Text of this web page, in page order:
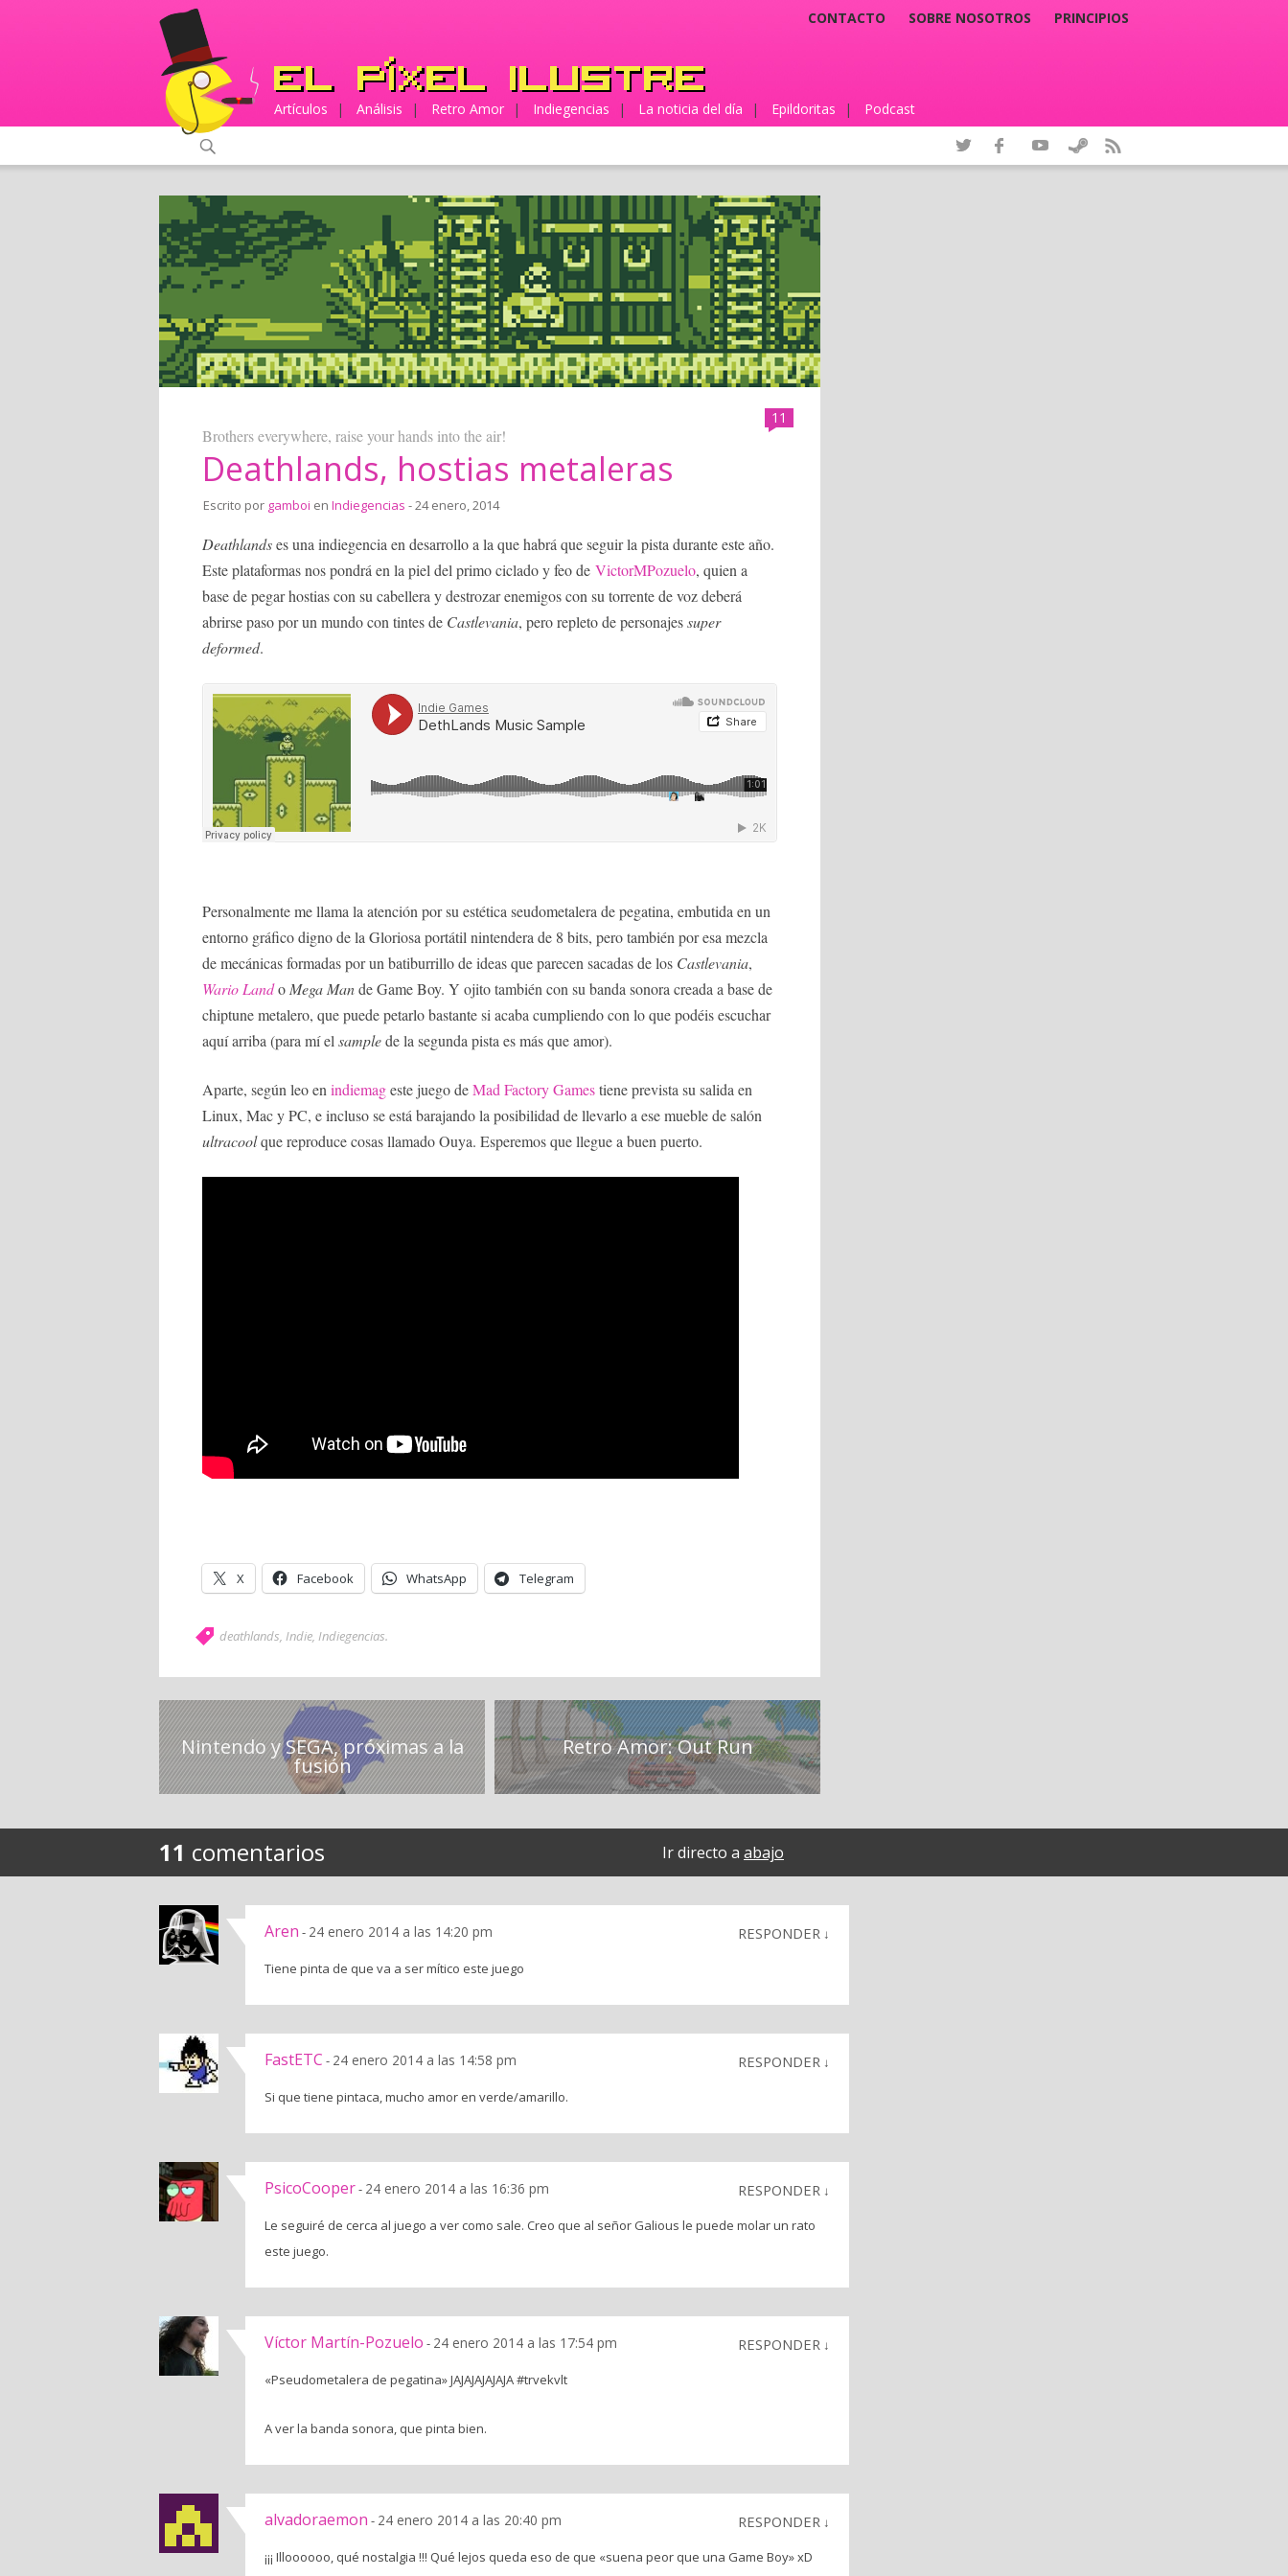
CONTACTO SOBRE NOSOTROS PRINCIPIOS
Artículos | Análisis | Retro Amor | Indiegencias | La noticia del día | Epildoritas | Podcast
11
Brothers everywhere, raise your hands into the air!
Deathlands, hostias metaleras
Escrito por gamboi en Indiegencias - 24 enero, 2014
Deathlandses una indiegencia en desarrollo a la que habrá que seguir la pista durante este año.
Este plataformas nos pondrá en la piel del primo ciclado y feo de VictorMPozuelo, quien a
base de pegar hostias con su cabellera y destrozar enemigos con su torrente de voz deberá
abrirse paso por un mundo con tintes de Castlevania, pero repleto de personajessuper
deformed.
Personalmente me llama la atención por su estética seudometalera de pegatina, embutida en un
entorno gráfico digno de la Gloriosa portátil nintendera de 8 bits, pero también por esa mezcla
de mecánicas formadas por un batiburrillo de ideas que parecen sacadas de los Castlevania,
Wario LandoMega Mande Game Boy. Y ojito también con su banda sonora creada a base de
chiptune metalero, que puede petarlo bastante si acaba cumpliendo con lo que podéis escuchar
aquí arriba (para mí elsamplede la segunda pista es más que amor).
Aparte, según leo enindiemageste juego deMad Factory Gamestiene prevista su salida en
Linux, Mac y PC, e incluso se está barajando la posibilidad de llevarlo a ese mueble de salón
ultracoolque reproduce cosas llamado Ouya. Esperemos que llegue a buen puerto.
X Facebook WhatsApp Telegram
deathlands, Indie, Indiegencias.
Nintendo y SEGA, próximas a la
fusión
Retro Amor: Out Run
11 comentarios Ir directo a abajo
Aren - 24 enero 2014 a las 14:20 pm RESPONDER ↓
Tiene pinta de que va a ser mítico este juego
FastETC - 24 enero 2014 a las 14:58 pm RESPONDER ↓
Si que tiene pintaca, mucho amor en verde/amarillo.
PsicoCooper- 24 enero 2014 a las 16:36 pm RESPONDER ↓
Le seguiré de cerca al juego a ver como sale. Creo que al señor Galious le puede molar un rato
este juego.
Víctor Martín-Pozuelo - 24 enero 2014 a las 17:54 pm RESPONDER ↓
«Pseudometalera de pegatina» JAJAJAJAJAJA #trvekvlt
A ver la banda sonora, que pinta bien.
alvadoraemon - 24 enero 2014 a las 20:40 pm RESPONDER ↓
¡¡¡ Illoooooo, qué nostalgia !!! Qué lejos queda eso de que «suena peor que una Game Boy» xD